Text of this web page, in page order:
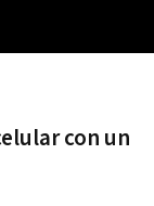
con un